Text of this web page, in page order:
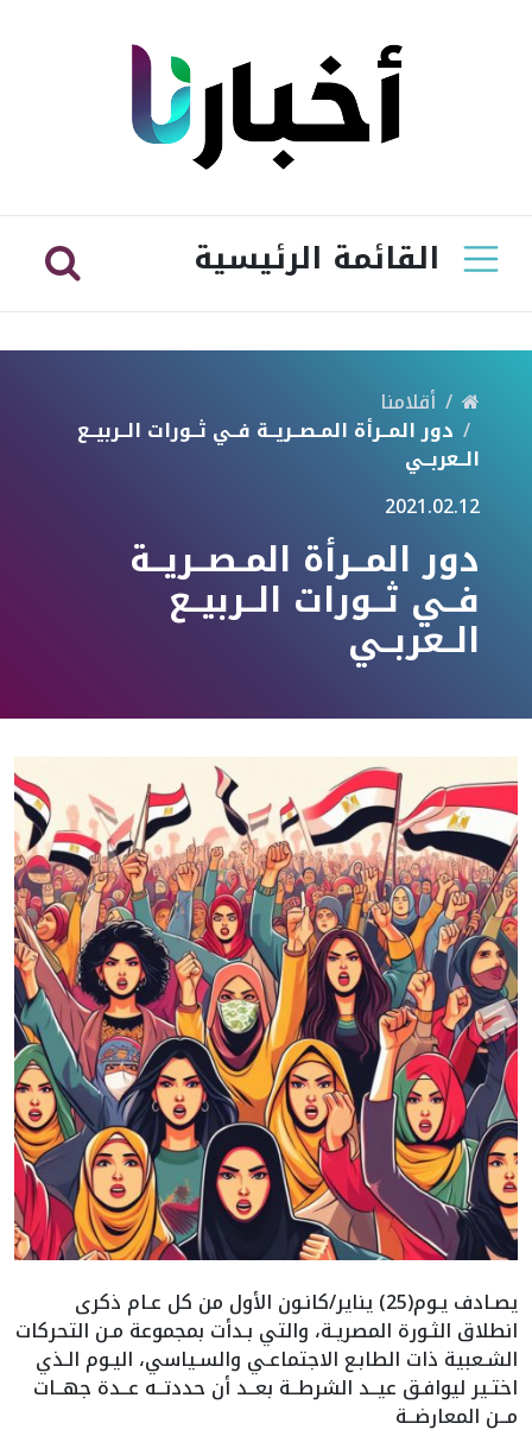
القائمة الرئيسية
أقلامنا
دور المــرأة المـصــريــة فــي ثــورات الــربيــع
الــعربــي
2021.02.12
دور المــرأة المـصــريــة
فــي ثــورات الــربيــع
الــعربــي
يصـادف يـوم(25) يناير/كانـون الأول من كل عـام ذكرى
انطلاق الثـورة المصريـة، والتي بـدأت بمجموعة مـن التحركات
الشـعبية ذات الطابـع الاجتماعـي والسـياسي، اليـوم الـذي
اختـير ليوافـق عيــد الشرطــة بعــد أن حددتــه عــدة جهــات
مــن المعارضــة